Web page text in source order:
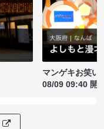
マンゲキお笑い
08/09 09:40 開